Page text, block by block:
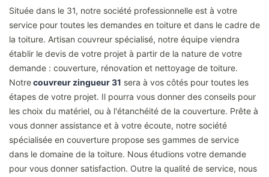
Située dans le 31, notre société professionnelle est à votre
service pour toutes les demandes en toiture et dans le cadre de
la toiture. Artisan couvreur spécialisé, notre équipe viendra
établir le devis de votre projet à partir de la nature de votre
demande : couverture, rénovation et nettoyage de toiture.
Notrecouvreur zingueur 31 sera à vos côtés pour toutes les
étapes de votre projet. Il pourra vous donner des conseils pour
les choix du matériel, ou à l'étanchéité de la couverture. Prête à
vous donner assistance et à votre écoute, notre société
spécialisée en couverture propose ses gammes de service
dans le domaine de la toiture. Nous étudions votre demande
pour vous donner satisfaction. Outre la qualité de service, nous